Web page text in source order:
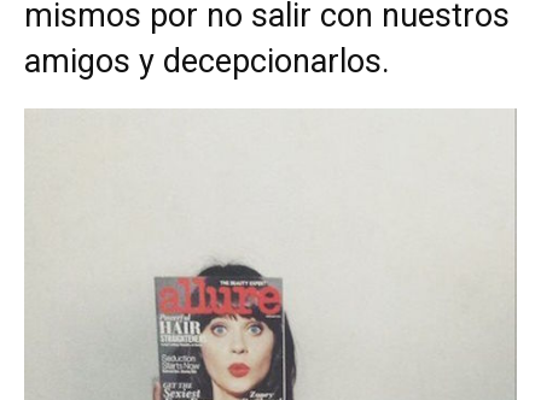
mismos por no salir con nuestros
amigos y decepcionarlos.